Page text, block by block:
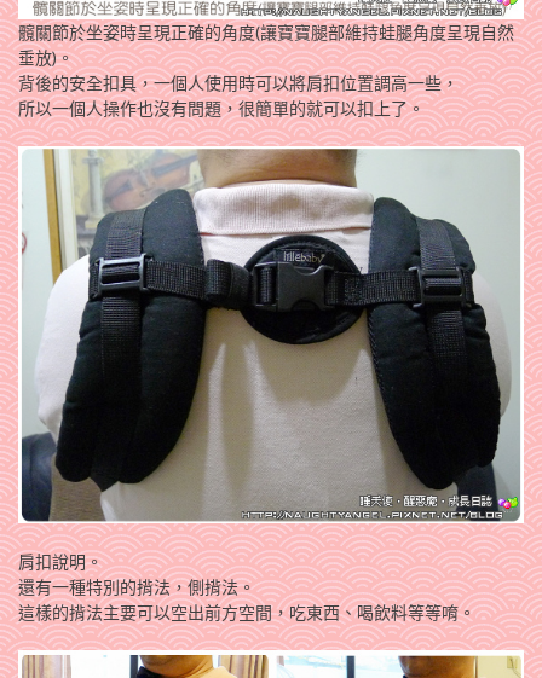
髖關節於坐姿時呈現正確的角度(讓寶寶腿部維持蛙腿角度呈現自然
垂放)。
背後的安全扣具，一個人使用時可以將肩扣位置調高一些，
所以一個人操作也沒有問題，很簡單的就可以扣上了。
肩扣說明。
還有一種特別的揹法，側揹法。
這樣的揹法主要可以空出前方空間，吃東西、喝飲料等等唷。